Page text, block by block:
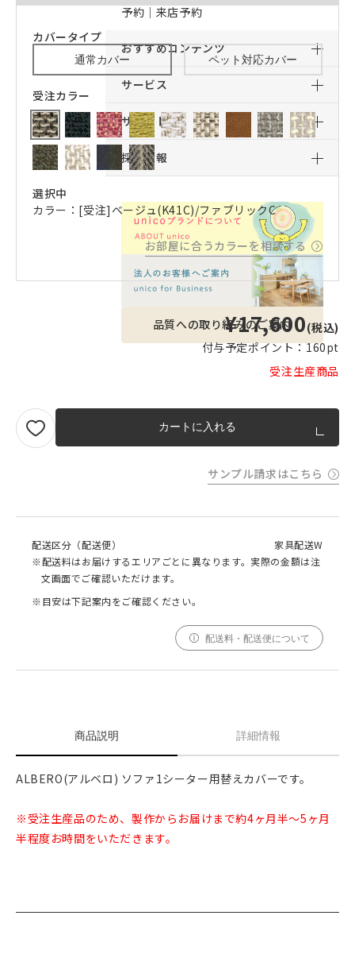
予約｜来店予約
おすすめコンテンツ
サービス
サポート
採用情報
品質への取り組みのご案内
商品説明 詳細情報
ALBERO(アルベロ) ソファ1シーター用替えカバーです。
※受注生産品のため、製作からお届けまで約4ヶ月半～5ヶ月
半程度お時間をいただきます。
カバータイプ
通常カバー ペット対応カバー
受注カラー
選択中
カラー：[受注]ベージュ(K41C)/ファブリックC
お部屋に合うカラーを相談する
¥17,600(税込)
付与予定ポイント：160pt
受注生産商品
カートに入れる
サンプル請求はこちら
配送区分（配送便）
家具配送W
※配送料はお届けするエリアごとに異なります。実際の金額は注
文画面でご確認いただけます。
※目安は下記案内をご確認ください。
配送料・配送便について